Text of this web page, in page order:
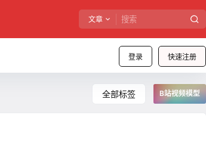
文章
登录 快速注册
全部标签 B站视频模型